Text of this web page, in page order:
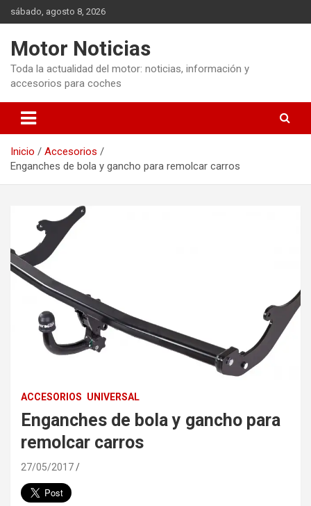
Saltar
al
sábado, agosto 8, 2026
Motor Noticias
Toda la actualidad del motor: noticias, información y
accesorios para coches
Inicio
Accesorios
Enganches de bola y gancho para remolcar carros
ACCESORIOS UNIVERSAL
Enganches de bola y gancho para
remolcar carros
27/05/2017